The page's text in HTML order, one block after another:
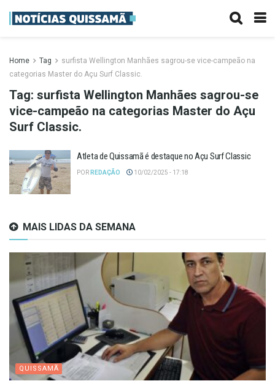
Home Tag
surfista Wellington Manhães sagrou-se vice-campeão na
categorias Master do Açu Surf Classic.
Tag: surfista Wellington Manhães sagrou-se
vice-campeão na categorias Master do Açu
Surf Classic.
Atleta de Quissamã é destaque no Açu Surf Classic
POR REDAÇÃO 10/02/2025 - 17:18
MAIS LIDAS DA SEMANA
QUISSAMÃ